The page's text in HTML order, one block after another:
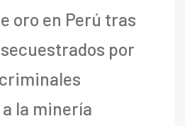
oro en Perú tras
por
la minería